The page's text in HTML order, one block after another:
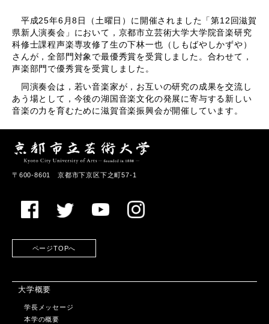
平成25年6月8日（土曜日）に開催されました「第12回滋賀
県新人演奏会」において，京都市立芸術大学大学院音楽研究
科修士課程声楽専攻修了生の下林一也（しもばやしかずや）
さんが，全部門対象で最優秀賞を受賞しました。合わせて，
声楽部門で優秀賞を受賞しました。
同演奏会は，若い音楽家が，お互いの研究の成果を交流し
あう場として，今後の湖国音楽文化の発展に寄与する新しい
音楽の力を育むために滋賀音楽振興会が開催しています。
〒600-8601 京都市下京区下之町57-1
ページTOPへ
大学概要
学長メッセージ
本学の概要